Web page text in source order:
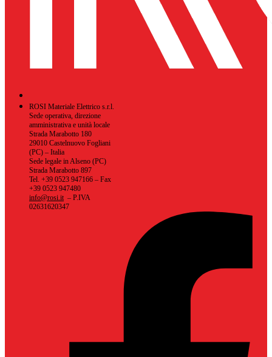
ROSI Materiale Elettrico s.r.l.
Sede operativa, direzione
amministrativa e unità locale
Strada Marabotto 180
29010 Castelnuovo Fogliani
(PC) – Italia
Sede legale in Alseno (PC)
Strada Marabotto 897
Tel. +39 0523 947166 – Fax
+39 0523 947480
info@rosi.it– P.IVA
02631620347